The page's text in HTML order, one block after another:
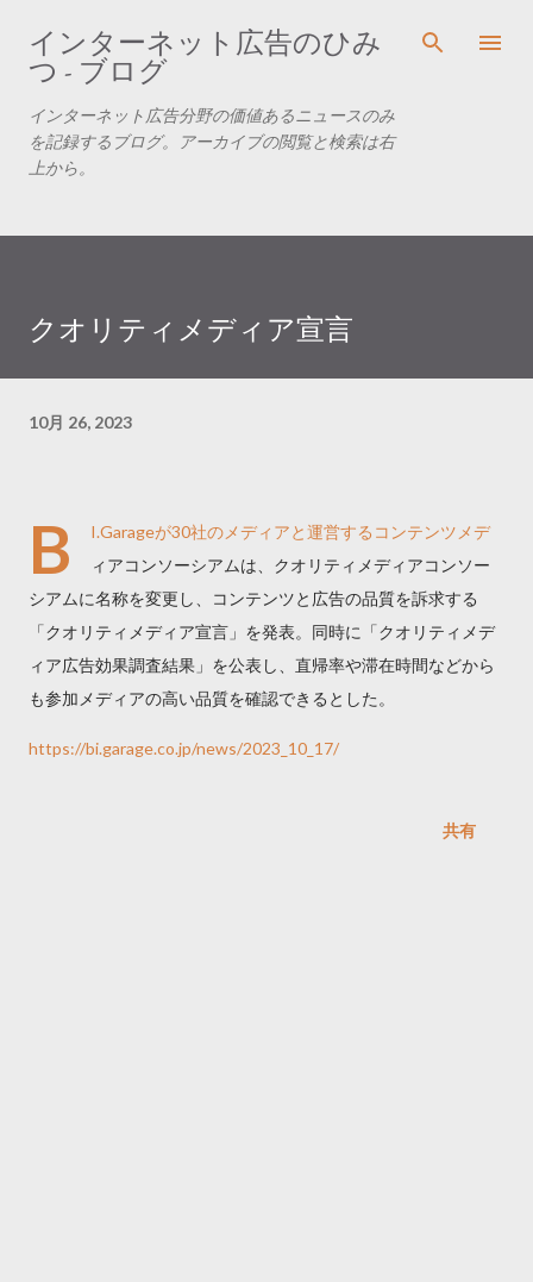
スキップしてメイン コンテンツに移動
インターネット広告のひみ
つ - ブログ
インターネット広告分野の価値あるニュースのみ
を記録するブログ。アーカイブの閲覧と検索は右
上から。
クオリティメディア宣言
10月 26, 2023
B
I.Garageが30社のメディアと運営するコンテンツメデ
ィアコンソーシアムは、クオリティメディアコンソー
シアムに名称を変更し、コンテンツと広告の品質を訴求する
「クオリティメディア宣言」を発表。同時に「クオリティメデ
ィア広告効果調査結果」を公表し、直帰率や滞在時間などから
も参加メディアの高い品質を確認できるとした。
https://bi.garage.co.jp/news/2023_10_17/
共有